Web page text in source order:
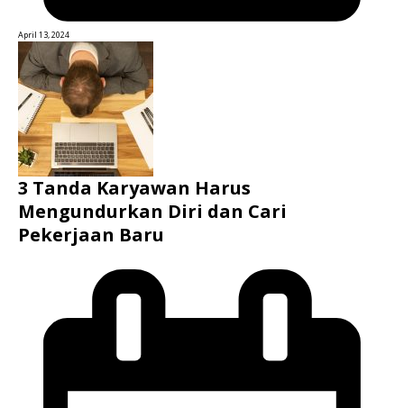
April 13, 2024
3 Tanda Karyawan Harus
Mengundurkan Diri dan Cari
Pekerjaan Baru